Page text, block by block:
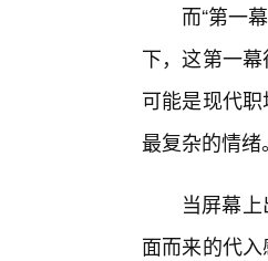
而“第一
下，这第一
可能是现代
最复杂的情绪。
当屏幕
面而来的代